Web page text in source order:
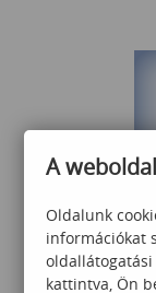
A
Oldalunk
információkat
kattintva, Ön